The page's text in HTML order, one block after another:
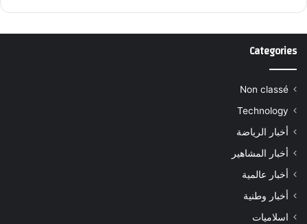
Categories
Non classé
Technology
أخبار الرياضة
أخبار المشاهير
أخبار عالمية
أخبار وطنية
اسلاميات